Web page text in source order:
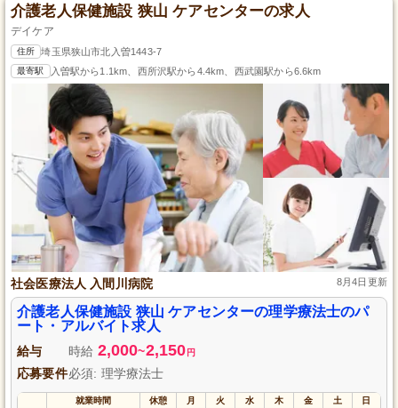
介護老人保健施設 狭山 ケアセンターの求人
デイケア
住所 埼玉県狭山市北入曽1443-7
最寄駅 入曽駅から1.1km、西所沢駅から4.4km、西武園駅から6.6km
社会医療法人 入間川病院 8月4日更新
介護老人保健施設 狭山 ケアセンターの理学療法士のパ
ート・アルバイト求人
給与 時給 2,000~2,150 円
応募要件必須: 理学療法士
就業時間 休憩 月 火 水 木 金 土 日